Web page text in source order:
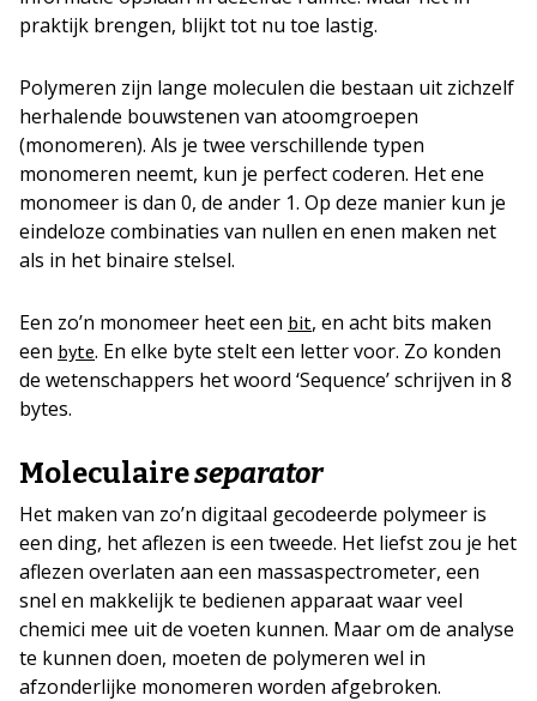
praktijk brengen, blijkt tot nu toe lastig.
Polymeren zijn lange moleculen die bestaan uit zichzelf
herhalende bouwstenen van atoomgroepen
(monomeren). Als je twee verschillende typen
monomeren neemt, kun je perfect coderen. Het ene
monomeer is dan 0, de ander 1. Op deze manier kun je
eindeloze combinaties van nullen en enen maken net
als in het binaire stelsel.
Een zo’n monomeer heet een bit, en acht bits maken
een byte. En elke byte stelt een letter voor. Zo konden
de wetenschappers het woord ‘Sequence’ schrijven in 8
bytes.
Moleculaireseparator
Het maken van zo’n digitaal gecodeerde polymeer is
een ding, het aflezen is een tweede. Het liefst zou je het
aflezen overlaten aan een massaspectrometer, een
snel en makkelijk te bedienen apparaat waar veel
chemici mee uit de voeten kunnen. Maar om de analyse
te kunnen doen, moeten de polymeren wel in
afzonderlijke monomeren worden afgebroken.